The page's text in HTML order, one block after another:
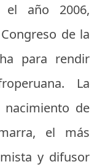
el año 2006,
de la
para rendir
La
de
el más
y difusor